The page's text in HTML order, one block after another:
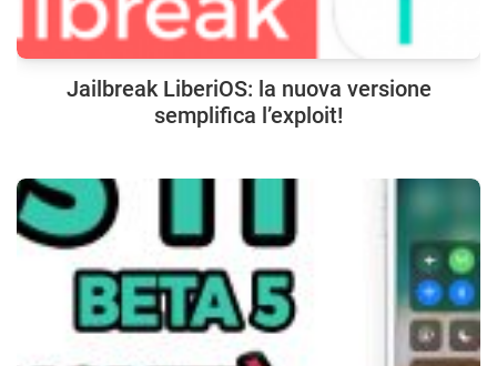
Jailbreak LiberiOS: la nuova versione
semplifica l’exploit!